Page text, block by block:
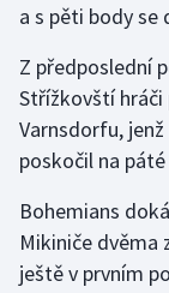
a s pěti body se
Z předposlední
Střížkovští hráči
Varnsdorfu,
poskočil na
Bohemians
Mikiniče dvěma
ještě v prvním